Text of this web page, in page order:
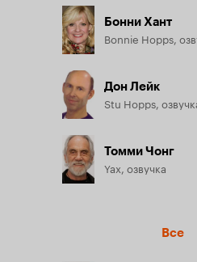
Бонни Хант
Bonnie Hopps,
Дон Лейк
Stu Hopps,
Томми Чонг
Yax, озвучка
Все